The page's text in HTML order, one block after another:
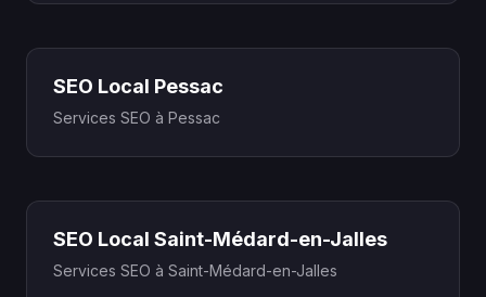
SEO Local Pessac
Services SEO à Pessac
SEO Local Saint-Médard-en-Jalles
Services SEO à Saint-Médard-en-Jalles